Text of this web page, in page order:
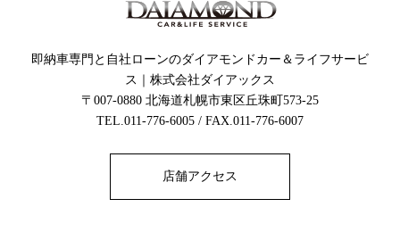
即納車専門と自社ローンのダイアモンドカー＆ライフサービ
ス｜株式会社ダイアックス
〒007-0880 北海道札幌市東区丘珠町573-25
TEL.011-776-6005 / FAX.011-776-6007
店舗アクセス